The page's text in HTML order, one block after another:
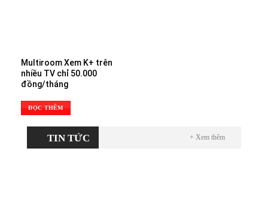
Multiroom Xem K+ trên
nhiều TV chỉ 50.000
đồng/tháng
ĐỌC THÊM
TIN TỨC + Xem thêm